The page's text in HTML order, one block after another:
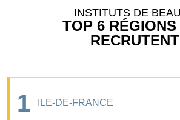
INSTITUTS DE
TOP 6 RÉGIONS
RECRUTENT
1 ILE-DE-FRANCE